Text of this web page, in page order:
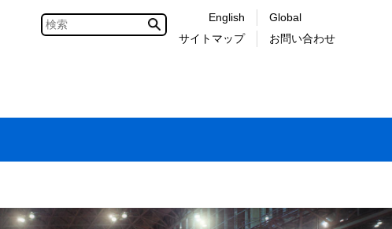
English
サイトマップ
Global
お問い合わせ